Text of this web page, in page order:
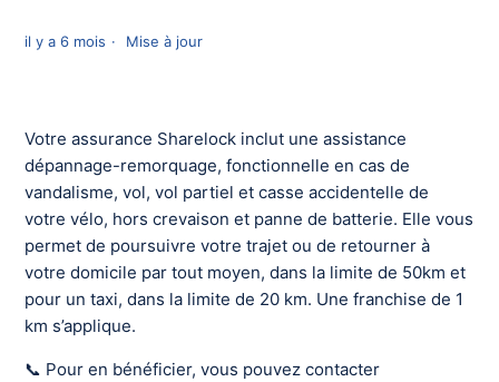
il y a 6 mois Mise à jour
Votre assurance Sharelock inclut une assistance
dépannage-remorquage, fonctionnelle en cas de
vandalisme, vol, vol partiel et casse accidentelle de
votre vélo, hors crevaison et panne de batterie. Elle vous
permet de poursuivre votre trajet ou de retourner à
votre domicile par tout moyen, dans la limite de 50km et
pour un taxi, dans la limite de 20 km. Une franchise de 1
km s’applique.
📞 Pour en bénéficier, vous pouvez contacter